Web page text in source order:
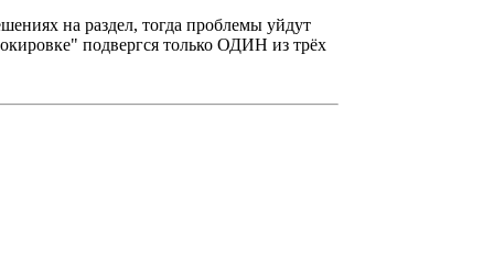
на раздел, тогда проблемы уйдут
подвергся только ОДИН из трёх